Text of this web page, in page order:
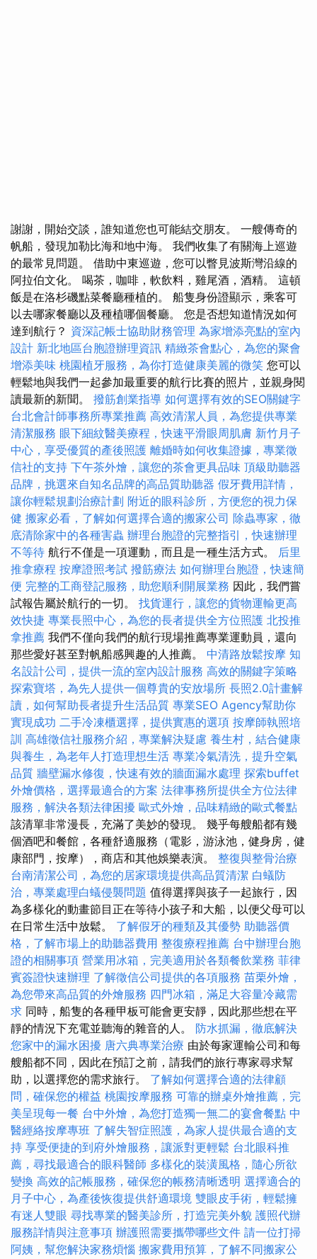
謝謝，開始交談，誰知道您也可能結交朋友。 一艘傳奇的
帆船，發現加勒比海和地中海。 我們收集了有關海上巡遊
的最常見問題。 借助中東巡遊，您可以瞥見波斯灣沿線的
阿拉伯文化。 喝茶，咖啡，軟飲料，雞尾酒，酒精。 這頓
飯是在洛杉磯點菜餐廳種植的。 船隻身份證顯示，乘客可
以去哪家餐廳以及種植哪個餐廳。 您是否想知道情況如何
達到航行？ 資深記帳士協助財務管理 為家增添亮點的室內
設計 新北地區台胞證辦理資訊 精緻茶會點心，為您的聚會
增添美味 桃園植牙服務，為你打造健康美麗的微笑 您可以
輕鬆地與我們一起參加最重要的航行比賽的照片，並親身閱
讀最新的新聞。 撥筋創業指導 如何選擇有效的SEO關鍵字
台北會計師事務所專業推薦 高效清潔人員，為您提供專業
清潔服務 眼下細紋醫美療程，快速平滑眼周肌膚 新竹月子
中心，享受優質的產後照護 離婚時如何收集證據，專業徵
信社的支持 下午茶外燴，讓您的茶會更具品味 頂級助聽器
品牌，挑選來自知名品牌的高品質助聽器 假牙費用詳情，
讓你輕鬆規劃治療計劃 附近的眼科診所，方便您的視力保
健 搬家必看，了解如何選擇合適的搬家公司 除蟲專家，徹
底清除家中的各種害蟲 辦理台胞證的完整指引，快速辦理
不等待 航行不僅是一項運動，而且是一種生活方式。 后里
推拿療程 按摩證照考試 撥筋療法 如何辦理台胞證，快速簡
便 完整的工商登記服務，助您順利開展業務 因此，我們嘗
試報告屬於航行的一切。 找貨運行，讓您的貨物運輸更高
效快捷 專業長照中心，為您的長者提供全方位照護 北投推
拿推薦 我們不僅向我們的航行現場推薦專業運動員，還向
那些愛好甚至對帆船感興趣的人推薦。 中清路放鬆按摩 知
名設計公司，提供一流的室內設計服務 高效的關鍵字策略
探索寶塔，為先人提供一個尊貴的安放場所 長照2.0計畫解
讀，如何幫助長者提升生活品質 專業SEO Agency幫助你
實現成功 二手冷凍櫃選擇，提供實惠的選項 按摩師執照培
訓 高雄徵信社服務介紹，專業解決疑慮 養生村，結合健康
與養生，為老年人打造理想生活 專業冷氣清洗，提升空氣
品質 牆壁漏水修復，快速有效的牆面漏水處理 探索buffet
外燴價格，選擇最適合的方案 法律事務所提供全方位法律
服務，解決各類法律困擾 歐式外燴，品味精緻的歐式餐點
該清單非常漫長，充滿了美妙的發現。 幾乎每艘船都有幾
個酒吧和餐館，各種舒適服務（電影，游泳池，健身房，健
康部門，按摩），商店和其他娛樂表演。 整復與整骨治療
台南清潔公司，為您的居家環境提供高品質清潔 白蟻防
治，專業處理白蟻侵襲問題 值得選擇與孩子一起旅行，因
為多樣化的動畫節目正在等待小孩子和大船，以便父母可以
在日常生活中放鬆。 了解假牙的種類及其優勢 助聽器價
格，了解市場上的助聽器費用 整復療程推薦 台中辦理台胞
證的相關事項 營業用冰箱，完美適用於各類餐飲業務 菲律
賓簽證快速辦理 了解徵信公司提供的各項服務 苗栗外燴，
為您帶來高品質的外燴服務 四門冰箱，滿足大容量冷藏需
求 同時，船隻的各種甲板可能會更安靜，因此那些想在平
靜的情況下充電並聽海的雜音的人。 防水抓漏，徹底解決
您家中的漏水困擾 唐六典專業治療 由於每家運輸公司和每
艘船都不同，因此在預訂之前，請我們的旅行專家尋求幫
助，以選擇您的需求旅行。 了解如何選擇合適的法律顧
問，確保您的權益 桃園按摩服務 可靠的辦桌外燴推薦，完
美呈現每一餐 台中外燴，為您打造獨一無二的宴會餐點 中
醫經絡按摩專班 了解失智症照護，為家人提供最合適的支
持 享受便捷的到府外燴服務，讓派對更輕鬆 台北眼科推
薦，尋找最適合的眼科醫師 多樣化的裝潢風格，隨心所欲
變換 高效的記帳服務，確保您的帳務清晰透明 選擇適合的
月子中心，為產後恢復提供舒適環境 雙眼皮手術，輕鬆擁
有迷人雙眼 尋找專業的醫美診所，打造完美外貌 護照代辦
服務詳情與注意事項 辦護照需要攜帶哪些文件 請一位打掃
阿姨，幫您解決家務煩惱 搬家費用預算，了解不同搬家公